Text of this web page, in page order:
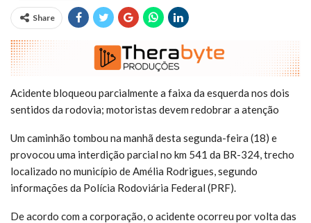
Share
Acidente bloqueou parcialmente a faixa da esquerda nos dois
sentidos da rodovia; motoristas devem redobrar a atenção
Um caminhão tombou na manhã desta segunda-feira (18) e
provocou uma interdição parcial no km 541 da BR-324, trecho
localizado no município de Amélia Rodrigues, segundo
informações da Polícia Rodoviária Federal (PRF).
De acordo com a corporação, o acidente ocorreu por volta das